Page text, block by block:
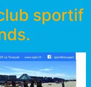
sportif